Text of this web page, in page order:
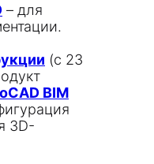
– для
(с 23
BIM
3D-